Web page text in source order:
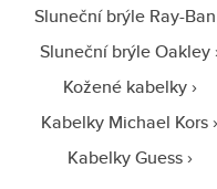
Sluneční brýle Ray-Ban
Sluneční brýle Oakley
Kožené kabelky
Kabelky Michael Kors
Kabelky Guess